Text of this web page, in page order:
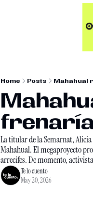
Home Posts Mahahual
frenaría
La titular de la Semarnat, Alicia
Mahahual. El megaproyecto
arrecifes. De momento,
Te lo cuento
May 20, 2026